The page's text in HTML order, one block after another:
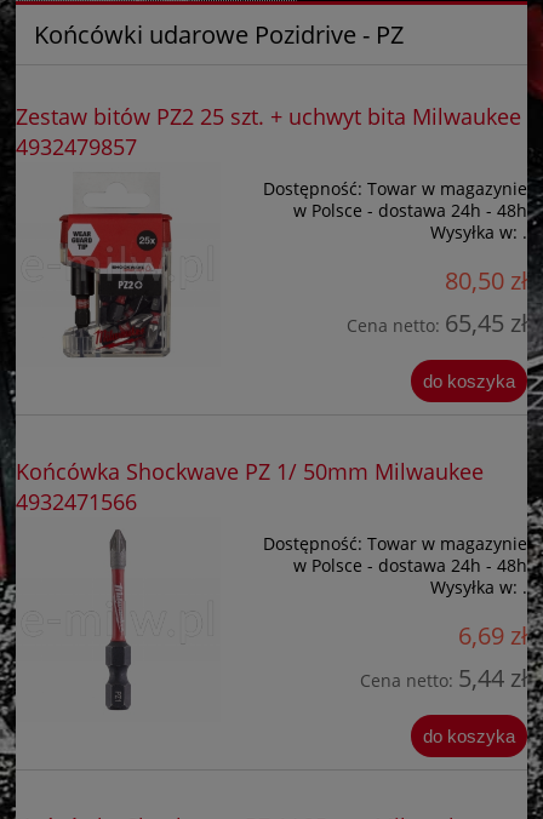
Końcówki udarowe Pozidrive - PZ
Zestaw bitów PZ2 25 szt. + uchwyt bita Milwaukee
4932479857
Dostępność: Towar w magazynie
w Polsce - dostawa 24h - 48h
Wysyłka w: .
80,50 zł
Cena netto: 65,45 zł
do koszyka
Końcówka Shockwave PZ 1/ 50mm Milwaukee
4932471566
Dostępność: Towar w magazynie
w Polsce - dostawa 24h - 48h
Wysyłka w: .
6,69 zł
Cena netto: 5,44 zł
do koszyka